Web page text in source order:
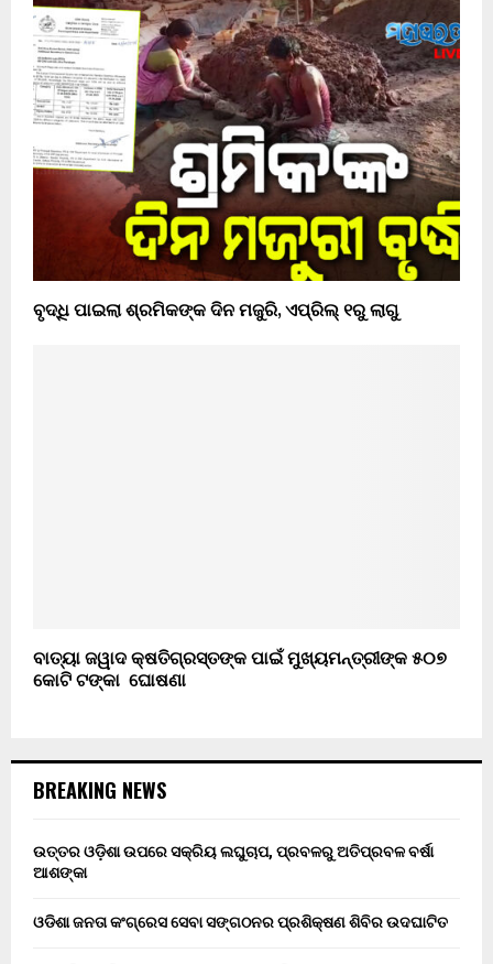
ବୃଦ୍ଧି ପାଇଲା ଶ୍ରମିକଙ୍କ ଦିନ ମଜୁରି, ଏପ୍ରିଲ୍‌ ୧ରୁ ଲାଗୁ
ବାତ୍ୟା ଜୱାଦ କ୍ଷତିଗ୍ରସ୍ତଙ୍କ ପାଇଁ ମୁଖ୍ୟମନ୍ତ୍ରୀଙ୍କ ୫୦୭
କୋଟି ଟଙ୍କା ଘୋଷଣା
BREAKING NEWS
ଉତ୍ତର ଓଡ଼ିଶା ଉପରେ ସକ୍ରିୟ ଲଘୁଚାପ, ପ୍ରବଳରୁ ଅତିପ୍ରବଳ ବର୍ଷା
ଆଶଙ୍କା
ଓଡିଶା ଜନତା କଂଗ୍ରେସ ସେବା ସଙ୍ଗଠନର ପ୍ରଶିକ୍ଷଣ ଶିବିର ଉଦଘାଟିତ